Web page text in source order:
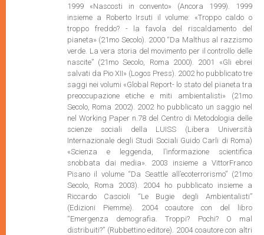
1999 «Nascosti in convento» (Ancora 1999). 1999
insieme a Roberto Irsuti il volume: «Troppo caldo o
troppo freddo? - la favola del riscaldamento del
pianeta» (21mo Secolo). 2000 “Da Malthus al razzismo
verde. La vera storia del movimento per il controllo delle
nascite” (21mo Secolo, Roma 2000). 2001 «Gli ebrei
salvati da Pio XII» (Logos Press). 2002 ho pubblicato tre
saggi nei volumi «Global Report- lo stato del pianeta tra
preoccupazione etiche e miti ambientalisti» (21mo
Secolo, Roma 2002). 2002 ho pubblicato un saggio nel
nel Working Paper n.78 del Centro di Metodologia delle
scienze sociali della LUISS (Libera Università
Internazionale degli Studi Sociali Guido Carli di Roma)
«Scienza e leggenda, l’informazione scientifica
snobbata dai media». 2003 insieme a VittorFranco
Pisano il volume “Da Seattle all’ecoterrorismo” (21mo
Secolo, Roma 2003). 2004 ho pubblicato insieme a
Riccardo Cascioli “Le Bugie degli Ambientalisti”
(Edizioni Piemme). 2004 coautore con del libro
“Emergenza demografia. Troppi? Pochi? O mal
distribuiti?” (Rubbettino editore). 2004 coautore con altri